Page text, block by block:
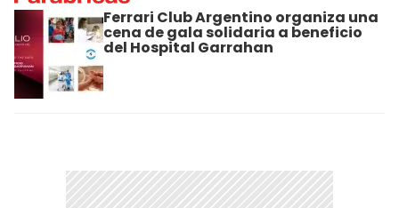
Ferrari Club Argentino organiza una
cena de gala solidaria a beneficio
del Hospital Garrahan